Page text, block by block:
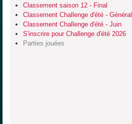
Classement saison 12 - Final
Classement Challenge d'été - Général
Classement Challenge d'été - Juin
S'inscrire pour Challenge d'été 2026
Parties jouées